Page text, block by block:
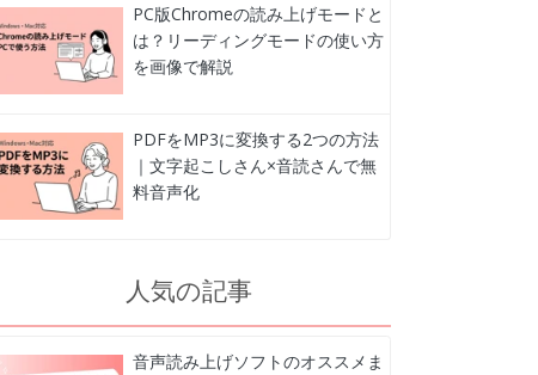
PC版Chromeの読み上げモードと
は？リーディングモードの使い方
を画像で解説
PDFをMP3に変換する2つの方法
｜文字起こしさん×音読さんで無
料音声化
人気の記事
音声読み上げソフトのオススメま